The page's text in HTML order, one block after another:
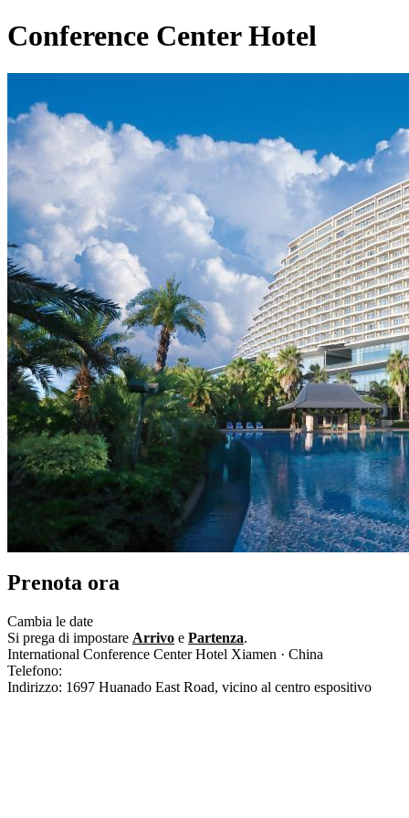
Conference Center Hotel
Prenota ora
Cambia le date
Si prega di impostare Arrivo e Partenza.
International Conference Center Hotel Xiamen · China
Telefono:
Indirizzo: 1697 Huanado East Road, vicino al centro espositivo